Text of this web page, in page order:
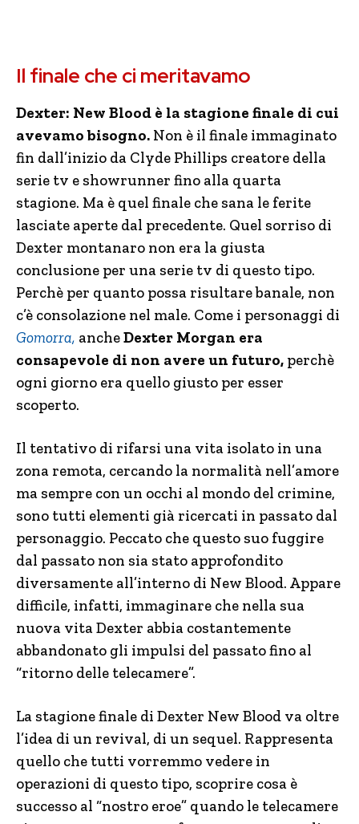
Il finale che ci meritavamo
Dexter: New Blood è la stagione finale di cui
avevamo bisogno. Non è il finale immaginato
fin dall’inizio da Clyde Phillips creatore della
serie tv e showrunner fino alla quarta
stagione. Ma è quel finale che sana le ferite
lasciate aperte dal precedente. Quel sorriso di
Dexter montanaro non era la giusta
conclusione per una serie tv di questo tipo.
Perchè per quanto possa risultare banale, non
c’è consolazione nel male. Come i personaggi di
Gomorra, ancheDexter Morgan era
consapevole di non avere un futuro, perchè
ogni giorno era quello giusto per esser
scoperto.
Il tentativo di rifarsi una vita isolato in una
zona remota, cercando la normalità nell’amore
ma sempre con un occhi al mondo del crimine,
sono tutti elementi già ricercati in passato dal
personaggio. Peccato che questo suo fuggire
dal passato non sia stato approfondito
diversamente all’interno di New Blood. Appare
difficile, infatti, immaginare che nella sua
nuova vita Dexter abbia costantemente
abbandonato gli impulsi del passato fino al
“ritorno delle telecamere”.
La stagione finale di Dexter New Blood va oltre
l’idea di un revival, di un sequel. Rappresenta
quello che tutti vorremmo vedere in
operazioni di questo tipo, scoprire cosa è
successo al “nostro eroe” quando le telecamere